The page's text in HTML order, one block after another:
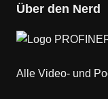
Über den Nerd
Alle Video- und